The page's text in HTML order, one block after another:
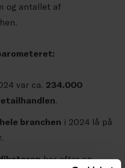
og antallet af
var ca. 234.000
.
branchen i 2024 lå på
har efter en